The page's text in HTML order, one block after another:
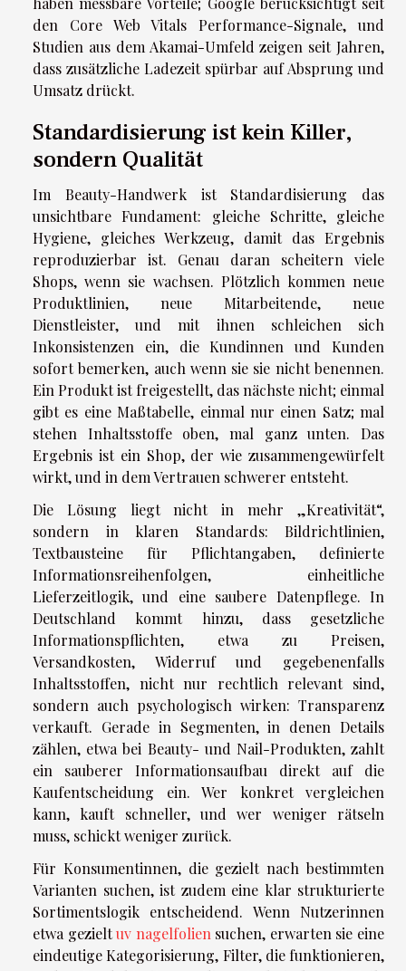
den Core Web Vitals Performance-Signale, und
Studien aus dem Akamai-Umfeld zeigen seit Jahren,
dass zusätzliche Ladezeit spürbar auf Absprung und
Umsatz drückt.
Standardisierung ist kein Killer,
sondern Qualität
Im Beauty-Handwerk ist Standardisierung das
unsichtbare Fundament: gleiche Schritte, gleiche
Hygiene, gleiches Werkzeug, damit das Ergebnis
reproduzierbar ist. Genau daran scheitern viele
Shops, wenn sie wachsen. Plötzlich kommen neue
Produktlinien, neue Mitarbeitende, neue
Dienstleister, und mit ihnen schleichen sich
Inkonsistenzen ein, die Kundinnen und Kunden
sofort bemerken, auch wenn sie sie nicht benennen.
Ein Produkt ist freigestellt, das nächste nicht; einmal
gibt es eine Maßtabelle, einmal nur einen Satz; mal
stehen Inhaltsstoffe oben, mal ganz unten. Das
Ergebnis ist ein Shop, der wie zusammengewürfelt
wirkt, und in dem Vertrauen schwerer entsteht.
Die Lösung liegt nicht in mehr „Kreativität“,
sondern in klaren Standards: Bildrichtlinien,
Textbausteine für Pflichtangaben, definierte
Informationsreihenfolgen, einheitliche
Lieferzeitlogik, und eine saubere Datenpflege. In
Deutschland kommt hinzu, dass gesetzliche
Informationspflichten, etwa zu Preisen,
Versandkosten, Widerruf und gegebenenfalls
Inhaltsstoffen, nicht nur rechtlich relevant sind,
sondern auch psychologisch wirken: Transparenz
verkauft. Gerade in Segmenten, in denen Details
zählen, etwa bei Beauty- und Nail-Produkten, zahlt
ein sauberer Informationsaufbau direkt auf die
Kaufentscheidung ein. Wer konkret vergleichen
kann, kauft schneller, und wer weniger rätseln
muss, schickt weniger zurück.
Für Konsumentinnen, die gezielt nach bestimmten
Varianten suchen, ist zudem eine klar strukturierte
Sortimentslogik entscheidend. Wenn Nutzerinnen
etwa gezieltuv nagelfolien suchen, erwarten sie eine
eindeutige Kategorisierung, Filter, die funktionieren,